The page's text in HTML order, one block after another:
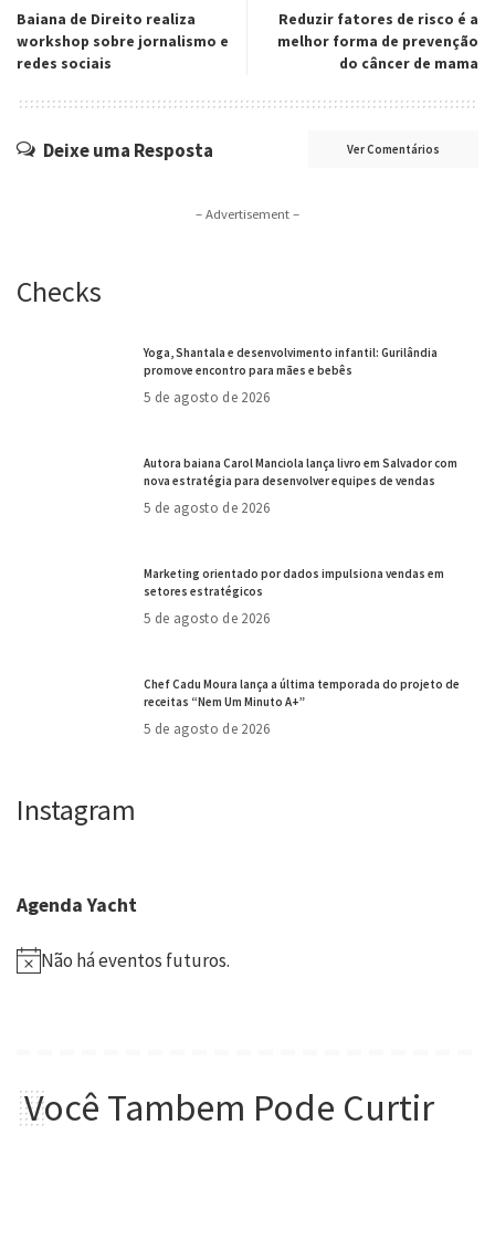
Baiana de Direito realiza
workshop sobre jornalismo e
redes sociais
Reduzir fatores de risco é a
melhor forma de prevenção
do câncer de mama
Deixe uma Resposta Ver Comentários
– Advertisement –
Checks
Yoga, Shantala e desenvolvimento infantil: Gurilândia
promove encontro para mães e bebês
5 de agosto de 2026
Autora baiana Carol Manciola lança livro em Salvador com
nova estratégia para desenvolver equipes de vendas
5 de agosto de 2026
Marketing orientado por dados impulsiona vendas em
setores estratégicos
5 de agosto de 2026
Chef Cadu Moura lança a última temporada do projeto de
receitas “Nem Um Minuto A+”
5 de agosto de 2026
Instagram
Agenda Yacht
Não há eventos futuros.
Você Tambem Pode Curtir